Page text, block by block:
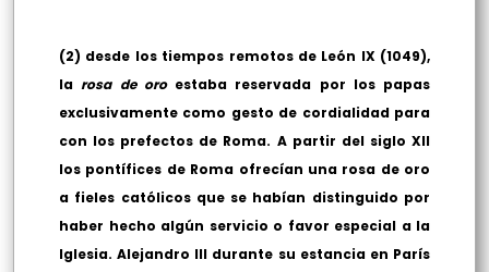
(2) desde los tiempos remotos de León IX (1049),
larosa de oro estaba reservada por los papas
exclusivamente como gesto de cordialidad para
con los prefectos de Roma. A partir del siglo XII
los pontífices de Roma ofrecían una rosa de oro
a fieles católicos que se habían distinguido por
haber hecho algún servicio o favor especial a la
Iglesia. Alejandro III durante su estancia en París